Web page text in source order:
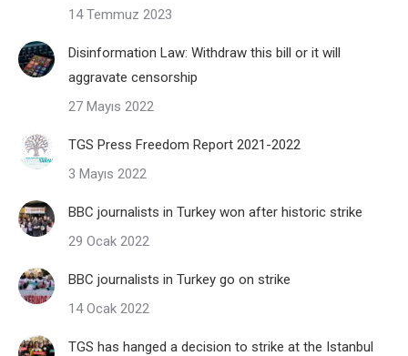
14 Temmuz 2023
Disinformation Law: Withdraw this bill or it will
aggravate censorship
27 Mayıs 2022
TGS Press Freedom Report 2021-2022
3 Mayıs 2022
BBC journalists in Turkey won after historic strike
29 Ocak 2022
BBC journalists in Turkey go on strike
14 Ocak 2022
TGS has hanged a decision to strike at the Istanbul